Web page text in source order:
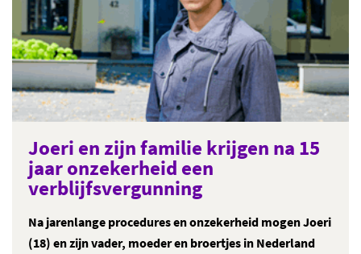
Joeri en zijn familie krijgen na 15
jaar onzekerheid een
verblijfsvergunning
Na jarenlange procedures en onzekerheid mogen Joeri
(18) en zijn vader, moeder en broertjes in Nederland